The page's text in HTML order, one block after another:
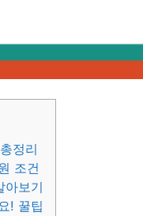
정리
조건
아보기
! 꿀팁